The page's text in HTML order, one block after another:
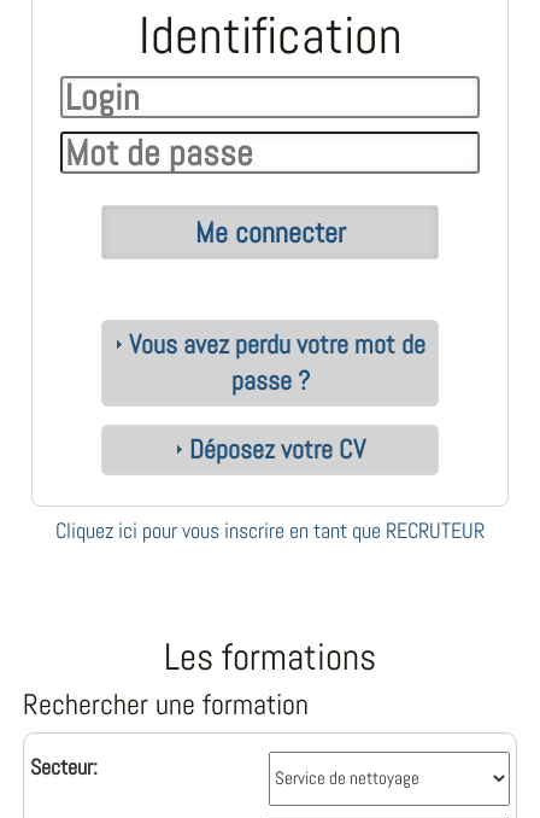
Identification
Vous avez perdu votre mot de
passe ?
Déposez votre CV
Cliquez ici pour vous inscrire en tant que RECRUTEUR
Les formations
Rechercher une formation
Secteur: